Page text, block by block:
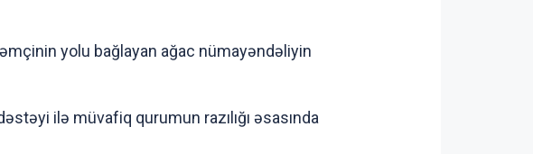
yolu bağlayan ağac nümayəndəliyin
ilə müvafiq qurumun razılığı əsasında